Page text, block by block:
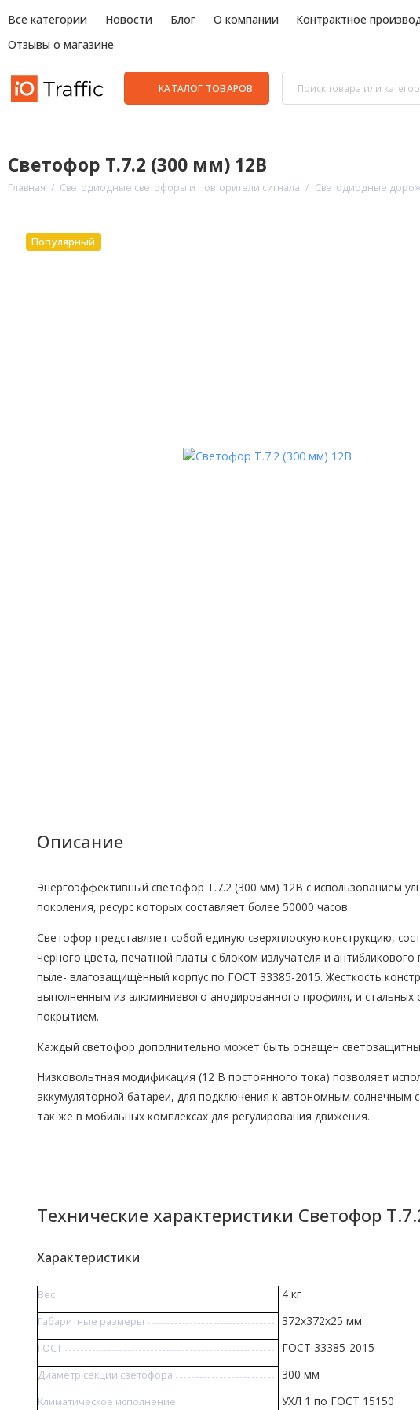
Все категории Новости Блог О компании Контрактное
Отзывы о магазине
КАТАЛОГ ТОВАРОВ
Светофор Т.7.2 (300 мм) 12В
Главная Светодиодные светофоры и повторители сигнала Светодиодные
Популярный
Описание
Энергоэффективный светофор Т.7.2 (300 мм) 12В с использованием
поколения, ресурс которых составляет более 50000 часов.
Светофор представляет собой единую сверхплоскую конструкцию,
черного цвета, печатной платы с блоком излучателя и
пыле- влагозащищённый корпус по ГОСТ 33385-2015. Жесткость
выполненным из алюминиевого анодированного профиля, и стальных
покрытием.
Каждый светофор дополнительно может быть оснащен
Низковольтная модификация (12 В постоянного тока) позволяет
аккумуляторной батареи, для подключения к автономным солнечным
так же в мобильных комплексах для регулирования движения.
Технические характеристики Светофор
Характеристики
Вес 4 кг
Габаритные размеры 372х372х25 мм
ГОСТ ГОСТ 33385-2015
Диаметр секции светофора 300 мм
Климатическое исполнение УХЛ 1 по ГОСТ 15150